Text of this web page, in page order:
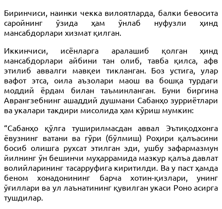
Биринчиси, наинки чекка вилоятларда, балки бевосита
саройнинг ўзида ҳам ўнлаб нуфузли ҳинд
мансабдорлари хизмат қилган.
Иккинчиси, исёнларга аралашиб қолган ҳинд
мансабдорлари айбини тан олиб, тавба қилса, афв
этилиб аввалги мавқеи тикланган. Боз устига, улар
вафот этса, оила аъзолари маош ва бошқа турдаги
моддий ёрдам билан таъминланган. Буни биргина
Аврангзебнинг ашаддий душмани Сабанҳо зурриётлари
ва укалари такдири мисолида ҳам кўриш мумкин:
“Сабанҳо қўлга туширилмасдан аввал Эътиқодхонга
ёвузнинг ватани ва гўри (бўлмиш) Роҳири қалъасини
босиб олишга рухсат этилган эди, ушбу зафармазмун
йилнинг ўн бешинчи муҳаррамида мазкур қалъа давлат
волийларининг тасарруфига киритилди. Ва у паст ҳамда
беном хонадонининг барча хотин-қизлари, унинг
ўғиллари ва ул лаънатининг қувилган укаси Роно асирга
тушдилар.